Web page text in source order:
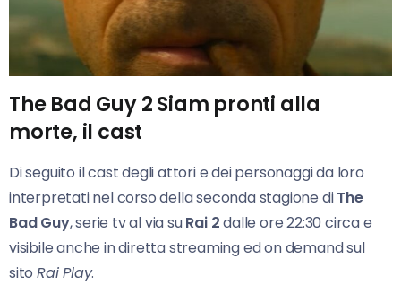
The Bad Guy 2 Siam pronti alla
morte, il cast
Di seguito il cast degli attori e dei personaggi da loro
interpretati nel corso della seconda stagione diThe
Bad Guy, serie tv al via suRai 2dalle ore 22:30 circa e
visibile anche in diretta streaming ed on demand sul
sito Rai Play.